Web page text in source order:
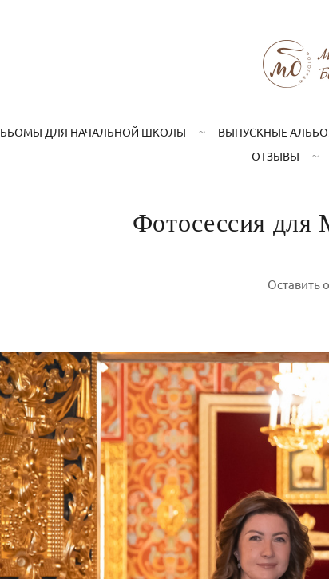
ДЛЯ НАЧАЛЬНОЙ ШКОЛЫ ВЫПУСКНЫЕ
ОТЗЫВЫ
Фотосессия
Оставить